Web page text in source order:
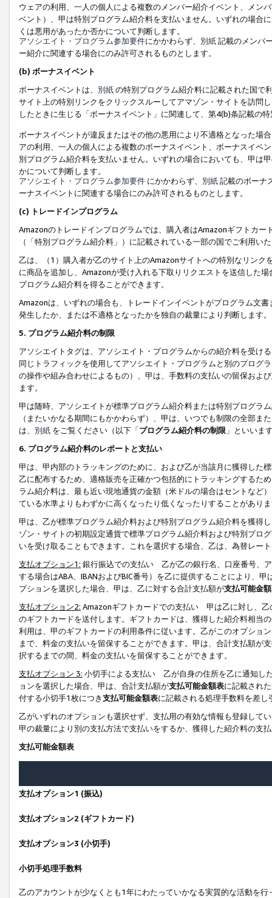
ウェアの利用、一人の個人による複数のメンバー紹介イベント、メン
ベント）、甲は特別プログラム紹介料を支払いません。いずれの場合
くは悪用があったか否かについて判断します。
アソシエイト・プログラム参加要件にかかわらず、 別紙記載のメンバ
ー紹介に関連する場合にのみ許可されるものとします。
(b) ボーナスイベント
ボーナスイベントは、 別紙の特別プログラム紹介料に記載された国で
サイト上の特別リンクをクリックスルーしてアマゾン・サイトを訪問
したときに生じる「ボーナスイベント」に関連して、第4(b)条記載の
ボーナスイベントが違反またはその他の悪用により不適格となった場
アの利用、一人の個人による複数のボーナスイベント、ボーナスイベ
別プログラム紹介料を支払いません。いずれの場合においても、甲は
かについて判断します。
アソシエイト・プログラム参加要件 にかかわらず、 別紙記載のボーナ
ーナスイベントに関連する場合にのみ許可されるものとします。
(c) トレードインプログラム
Amazonのトレードインプログラムでは、購入者はAmazonギフトカ
（「特別プログラム紹介料」）に記載されている一部の国でご利用い
乙は、（1）購入者が乙のサイト上のAmazonサイトへの特別なリン
に商品を追加し、Amazonが受け入れる下取りリクエストを送信した
プログラム紹介料を得ることができます。
Amazonは、いずれの場合も、トレードインイベントがプログラム文
発生したか、または不適格となったかを独自の裁量により判断します。
5. プログラム紹介料の制限
アソシエイトタグは、アソシエイト・プログラムからの紹介料を受け
同じトラフィックを使用してアソシエイト・プログラムと別のプログ
の操作や組み合わせによるもの）、甲は、手数料の支払いの留保およ
ます。
甲は随時、アソシエイトが標準プログラム紹介料または特別プログラ
（またいかなる期間にもかかわらず）、甲は、いつでも制限の全部
は、 別紙 をご覧ください（以下「プログラム紹介料の制限 」といいま
6. プログラム紹介料のレポートと支払い
甲は、甲内部のトラッキングのために、および乙が当該月に獲得した
乙に配布するため、適格販売を正確かつ包括的にトラッキングするた
ラム紹介料は、最も近い現地通貨の金額（米ドルの場合はセントなど
ている水準よりもわずかに高くなったり低くなったりすることがあり
甲は、乙が標準プログラム紹介料および特別プログラム紹介料を獲得
ゾン・サイトの初期設定通貨で標準プログラム紹介料および特別プロ
いを受け取ることもできます。これを選択する場合、乙は、為替レー
支払オプション1: 銀行振込での支払い 乙が乙の銀行名、口座番号、
する場合はABA、IBANおよびBIC番号）を乙に提供することにより、
プションを選択した場合、甲は、乙に対する合計支払額が支払可能金
支払オプション2: Amazonギフトカードでの支払い 甲は乙に対し、乙
のギフトカードを送付します。ギフトカードは、獲得した紹介料相当
利用は、甲のギフトカードの利用条件に従います。乙がこのオプショ
まで、料金の支払いを留保することができます。甲は、合計支払額が
択するまでの間、料金の支払いを留保することができます。
支払オプション 3: 小切手による支払い 乙が自身の住所を乙に通知し
ョンを選択した場合、甲は、合計支払額が支払可能金額表に記載され
付する小切手1枚につき支払可能金額表に記載される処理手数料を差し
乙がいずれのオプションも選択せず、支払用の有効な情報も登録して
甲の裁量により別の支払方法で支払いをするか、獲得した紹介料の支
支払可能金額表
支払オプション1 (振込)
支払オプション2 (ギフトカード)
支払オプション3 (小切手)
小切手処理手数料
乙のアカウントが少なくとも1年にわたっていかなる実質的な活動を